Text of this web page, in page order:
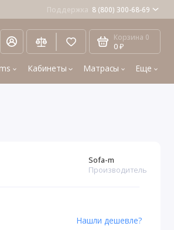
Поддержка 8 (800) 300-68-69
Корзина 0
0 ₽
Кабинеты Матрасы Еще
Sofa-m
Производитель
Нашли дешевле?